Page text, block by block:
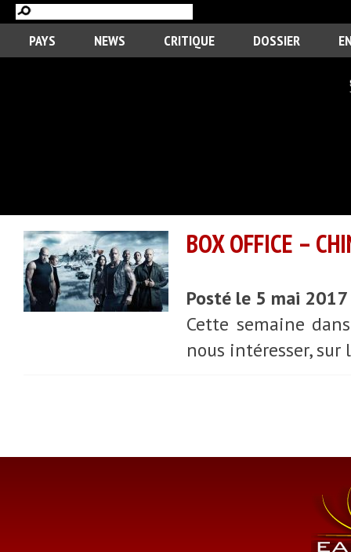
PAYS NEWS CRITIQUE DOSSIER
BOX OFFICE –
Posté le 5 mai
Cette semaine
nous intéresser,